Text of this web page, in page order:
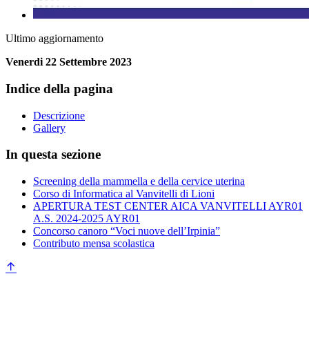
Ultimo aggiornamento
Venerdi 22 Settembre 2023
Indice della pagina
Descrizione
Gallery
In questa sezione
Screening della mammella e della cervice uterina
Corso di Informatica al Vanvitelli di Lioni
APERTURA TEST CENTER AICA VANVITELLI AYR01
A.S. 2024-2025 AYR01
Concorso canoro “Voci nuove dell’Irpinia”
Contributo mensa scolastica